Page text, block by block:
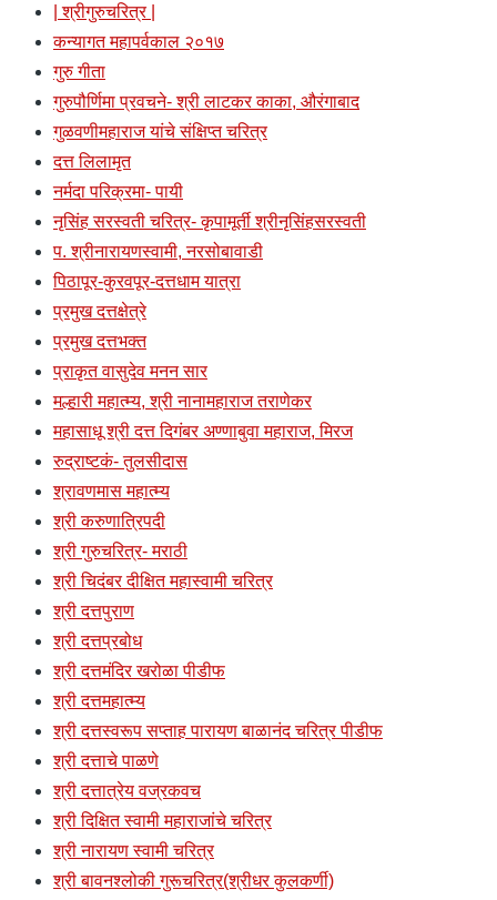
| श्रीगुरुचरित्र |
कन्यागत महापर्वकाल २०१७
गुरु गीता
गुरुपौर्णिमा प्रवचने- श्री लाटकर काका, औरंगाबाद
गुळवणीमहाराज यांचे संक्षिप्त चरित्र
दत्त लिलामृत
नर्मदा परिक्रमा- पायी
नृसिंह सरस्वती चरित्र- कृपामूर्ती श्रीनृसिंहसरस्वती
प. श्रीनारायणस्वामी, नरसोबावाडी
पिठापूर-कुरवपूर-दत्तधाम यात्रा
प्रमुख दत्तक्षेत्रे
प्रमुख दत्तभक्त
प्राकृत वासुदेव मनन सार
मल्हारी महात्म्य, श्री नानामहाराज तराणेकर
महासाधू श्री दत्त दिगंबर अण्णाबुवा महाराज, मिरज
रुद्राष्टकं- तुलसीदास
श्रावणमास महात्म्य
श्री करुणात्रिपदी
श्री गुरुचरित्र- मराठी
श्री चिदंबर दीक्षित महास्वामी चरित्र
श्री दत्तपुराण
श्री दत्तप्रबोध
श्री दत्तमंदिर खरोळा पीडीफ
श्री दत्तमहात्म्य
श्री दत्तस्वरूप सप्ताह पारायण बाळानंद चरित्र पीडीफ
श्री दत्ताचे पाळणे
श्री दत्तात्रेय वज्रकवच
श्री दिक्षित स्वामी महाराजांचे चरित्र
श्री नारायण स्वामी चरित्र
श्री बावनश्लोकी गुरूचरित्र(श्रीधर कुलकर्णी)